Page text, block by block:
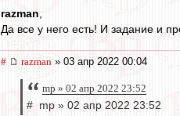
razman
Да все у него есть! И задание и
# razman » 03 апр 2022 00:04
mp » 02 апр 2022 23:52
# mp » 02 апр 2022 23:52